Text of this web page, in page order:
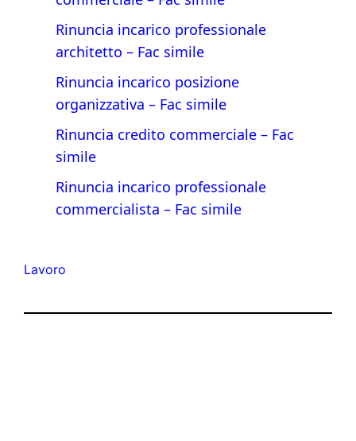
Rinuncia incarico professionale
architetto​ – Fac simile
Rinuncia incarico posizione
organizzativa​ – Fac simile
Rinuncia credito commerciale​ – Fac
simile
Rinuncia incarico professionale
commercialista – Fac simile
Lavoro